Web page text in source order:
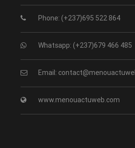
Phone: (+237)695 522 864
Whatsapp: (+237)679 466 485
Email:
www.menouactuweb.com